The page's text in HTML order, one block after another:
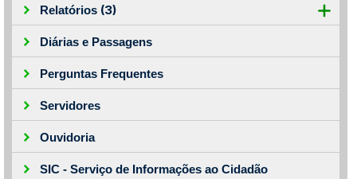
Relatórios (3)
Diárias e Passagens
Perguntas Frequentes
Servidores
Ouvidoria
SIC - Serviço de Informações ao Cidadão